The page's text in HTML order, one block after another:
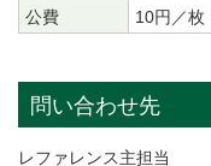
公費
10円／枚
問い合わせ先
レファレンス主担当